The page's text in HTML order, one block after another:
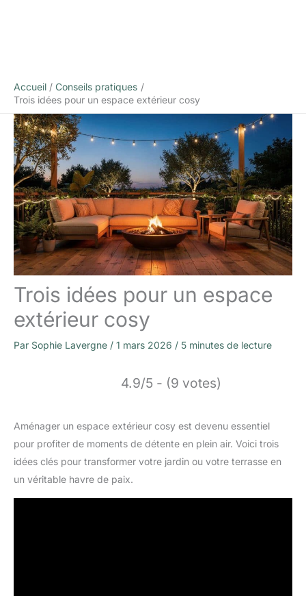
Accueil
Conseils pratiques
Trois idées pour un espace extérieur cosy
Trois idées pour un espace
extérieur cosy
Par Sophie Lavergne / 1 mars 2026 / 5 minutes de lecture
4.9/5 - (9 votes)
Aménager un espace extérieur cosy est devenu essentiel
pour profiter de moments de détente en plein air. Voici trois
idées clés pour transformer votre jardin ou votre terrasse en
un véritable havre de paix.